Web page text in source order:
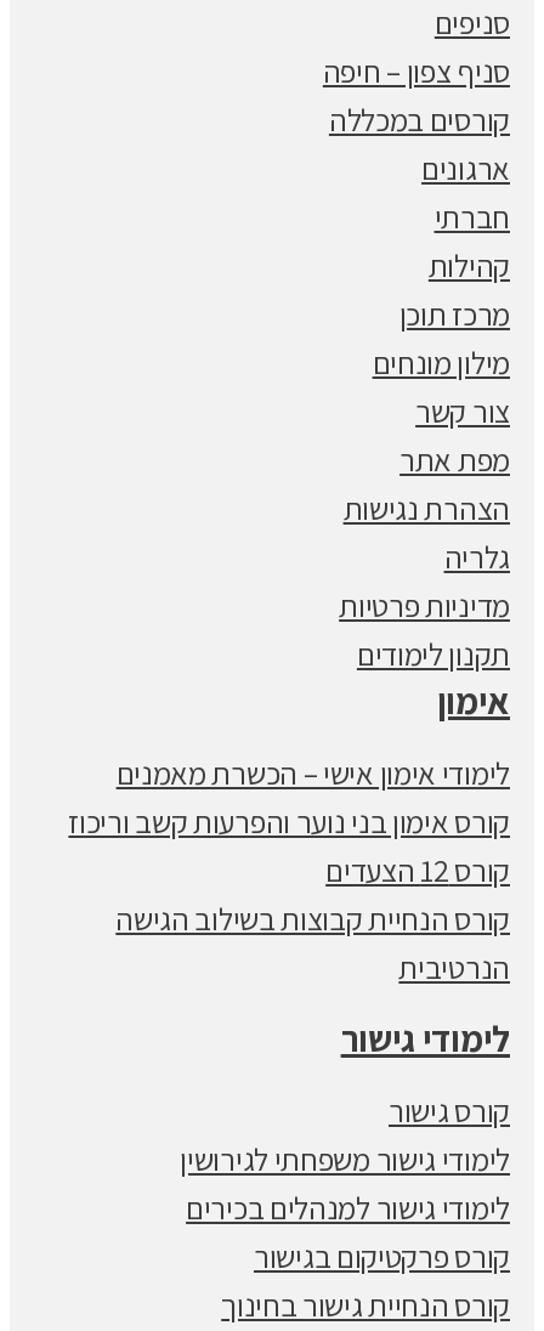
סניפים
סניף צפון – חיפה
קורסים במכללה
ארגונים
חברתי
קהילות
מרכז תוכן
מילון מונחים
צור קשר
מפת אתר
הצהרת נגישות
גלריה
מדיניות פרטיות
תקנון לימודים
אימון
לימודי אימון אישי – הכשרת מאמנים
קורס אימון בני נוער והפרעות קשב וריכוז
קורס 12 הצעדים
קורס הנחיית קבוצות בשילוב הגישה
הנרטיבית
לימודי גישור
קורס גישור
לימודי גישור משפחתי לגירושין
לימודי גישור למנהלים בכירים
קורס פרקטיקום בגישור
קורס הנחיית גישור בחינוך